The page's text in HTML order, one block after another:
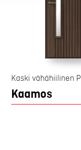
Kaski vähähiilinen
Kaamos